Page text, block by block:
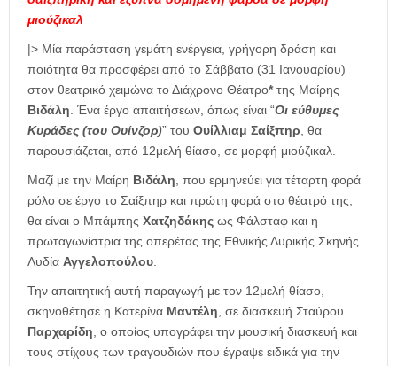
μιούζικαλ
|> Μία παράσταση γεμάτη ενέργεια, γρήγορη δράση και
ποιότητα θα προσφέρει από το Σάββατο (31 Ιανουαρίου)
στον θεατρικό χειμώνα το Διάχρονο Θέατρο*της Μαίρης
Βιδάλη. Ένα έργο απαιτήσεων, όπως είναι “Οι εύθυμες
Κυράδες (του Ουίνζορ)” του Ουίλλιαμ Σαίξπηρ, θα
παρουσιάζεται, από 12μελή θίασο, σε μορφή μιούζικαλ.
Μαζί με την Μαίρη Βιδάλη, που ερμηνεύει για τέταρτη φορά
ρόλο σε έργο το Σαίξπηρ και πρώτη φορά στο θέατρό της,
θα είναι ο Μπάμπης Χατζηδάκης ως Φάλσταφ και η
πρωταγωνίστρια της οπερέτας της Εθνικής Λυρικής Σκηνής
Λυδία Αγγελοπούλου.
Την απαιτητική αυτή παραγωγή με τον 12μελή θίασο,
σκηνοθέτησε η Κατερίνα Μαντέλη, σε διασκευή Σταύρου
Παρχαρίδη, ο οποίος υπογράφει την μουσική διασκευή και
τους στίχους των τραγουδιών που έγραψε ειδικά για την